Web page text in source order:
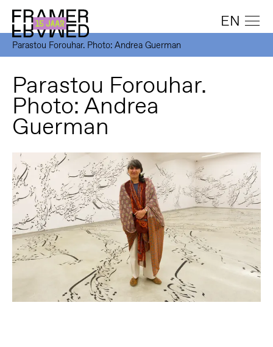
EN
Parastou Forouhar. Photo: Andrea Guerman
Parastou Forouhar.
Photo: Andrea
Guerman